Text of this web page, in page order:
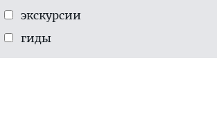
экскурсии
гиды